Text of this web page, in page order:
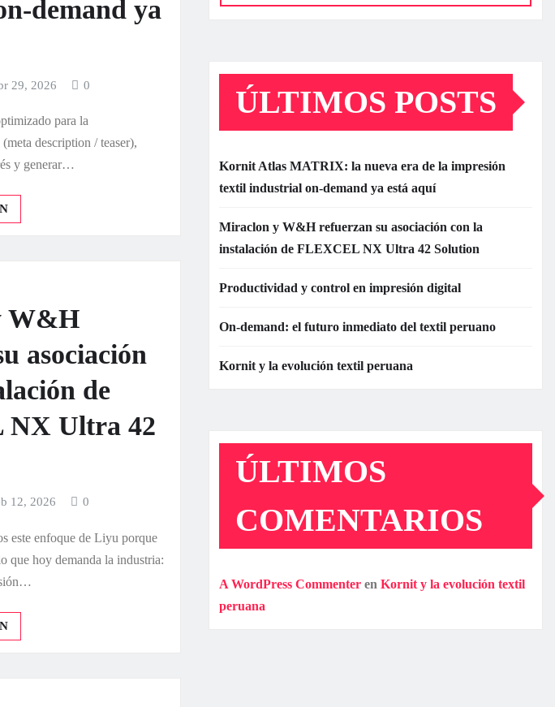
demand ya
29, 2026 0
para la
description / teaser),
y generar…
W&H
asociación
de
Ultra 42
12, 2026 0
este enfoque de Liyu porque
que hoy demanda la industria:
ÚLTIMOS POSTS
Kornit Atlas MATRIX: la nueva era de la impresión
textil industrial on-demand ya está aquí
Miraclon y W&H refuerzan su asociación con la
instalación de FLEXCEL NX Ultra 42 Solution
Productividad y control en impresión digital
On-demand: el futuro inmediato del textil peruano
Kornit y la evolución textil peruana
ÚLTIMOS
COMENTARIOS
A WordPress Commenter en Kornit y la evolución textil
peruana